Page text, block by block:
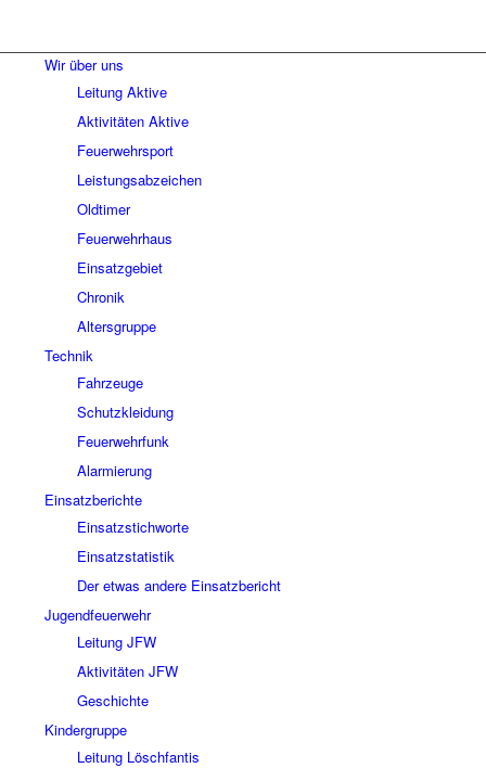
Wir über uns
Leitung Aktive
Aktivitäten Aktive
Feuerwehrsport
Leistungsabzeichen
Oldtimer
Feuerwehrhaus
Einsatzgebiet
Chronik
Altersgruppe
Technik
Fahrzeuge
Schutzkleidung
Feuerwehrfunk
Alarmierung
Einsatzberichte
Einsatzstichworte
Einsatzstatistik
Der etwas andere Einsatzbericht
Jugendfeuerwehr
Leitung JFW
Aktivitäten JFW
Geschichte
Kindergruppe
Leitung Löschfantis